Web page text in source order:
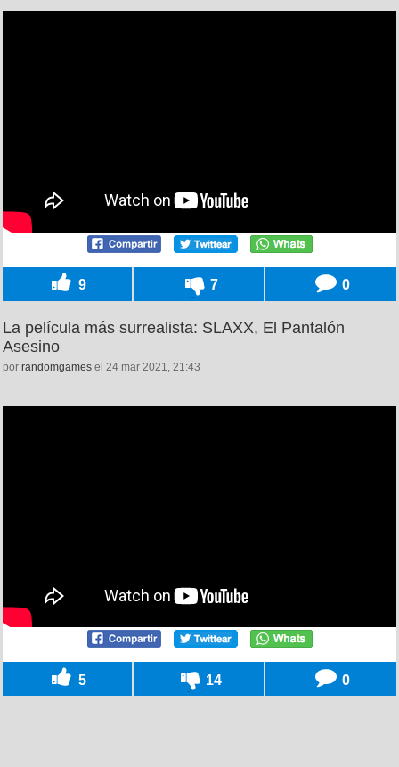
9 7 0
La película más surrealista: SLAXX, El Pantalón
Asesino
por randomgames el 24 mar 2021, 21:43
5 14 0